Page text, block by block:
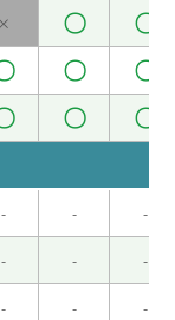
句非常困
力而为。
語の並び替
。 しか
すので、頑
× 〇 〇
〇 〇
〇
〇
- - -
- - -
- - -